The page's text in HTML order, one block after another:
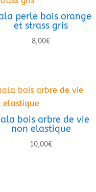
perle bois orange
et strass gris
8,00€
bois arbre de vie
non elastique
10,00€